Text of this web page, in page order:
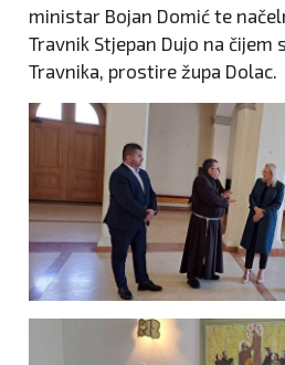
ministar Bojan Domić te
Travnik Stjepan Dujo na
Travnika, prostire župa Dolac.